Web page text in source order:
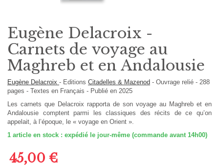
Eugène Delacroix -
Carnets de voyage au
Maghreb et en Andalousie
Eugène Delacroix - Editions Citadelles & Mazenod - Ouvrage relié - 288
pages - Textes en Français - Publié en 2025
Les carnets que Delacroix rapporta de son voyage au Maghreb et en
Andalousie comptent parmi les classiques des récits de ce qu’on
appelait, à l’époque, le « voyage en Orient ».
1 article en stock : expédié le jour-même (commande avant 14h00)
45,00 €